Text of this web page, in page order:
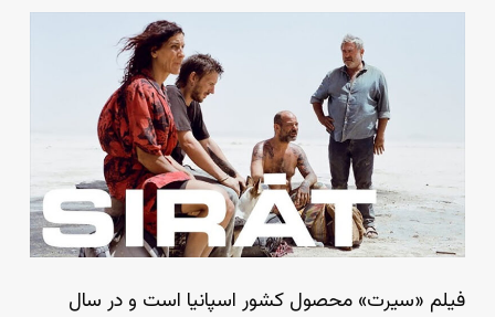
فیلم «سیرت» محصول کشور اسپانیا است و در سال